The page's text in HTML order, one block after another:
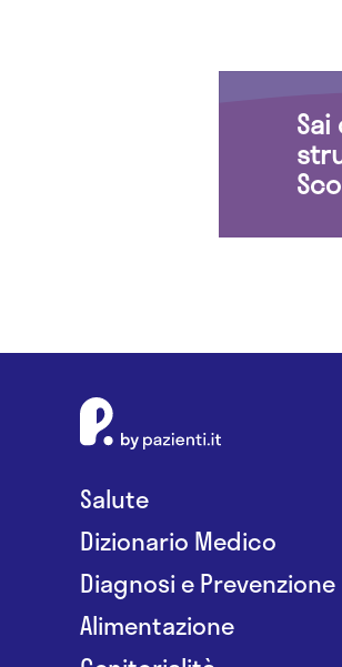
Salute
Dizionario Medico
Diagnosi e Prevenzione
Alimentazione